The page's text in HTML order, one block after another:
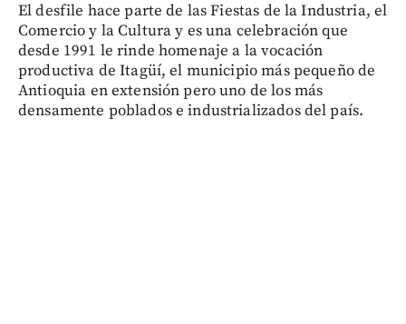
El desfile hace parte de las Fiestas de la Industria, el
Comercio y la Cultura y es una celebración que
desde 1991 le rinde homenaje a la vocación
productiva de Itagüí, el municipio más pequeño de
Antioquia en extensión pero uno de los más
densamente poblados e industrializados del país.